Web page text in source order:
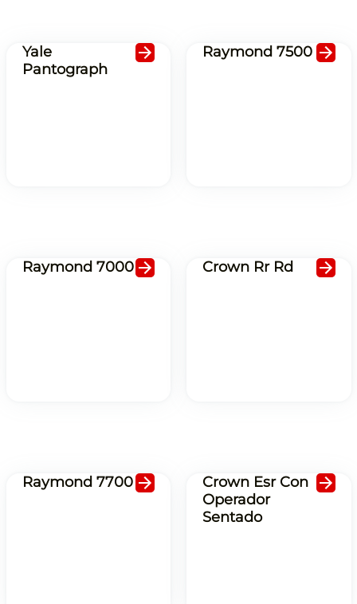
Yale
Pantograph
Raymond 7500
Raymond 7000 Crown Rr Rd
Raymond 7700
Crown Esr Con
Operador
Sentado